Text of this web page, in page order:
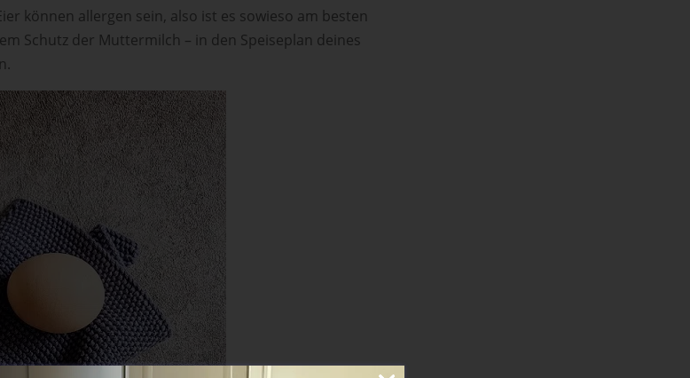
können allergen sein, also ist es sowieso am besten
Schutz der Muttermilch – in den Speiseplan deines